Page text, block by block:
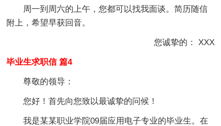
周一到周六的上午，您都可以找我面谈。简历随信
附上，希望早获回音。
您诚挚的： XXX
毕业生求职信 篇4
尊敬的领导：
您好！首先向您致以最诚挚的问候！
我是某某职业学院09届应用电子专业的毕业生。在